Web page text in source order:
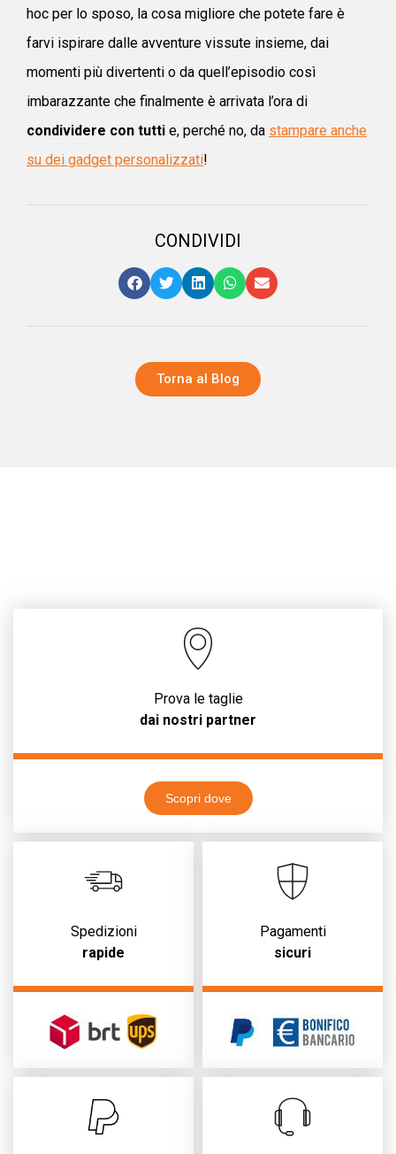
hoc per lo sposo, la cosa migliore che potete fare è
farvi ispirare dalle avventure vissute insieme, dai
momenti più divertenti o da quell’episodio così
imbarazzante che finalmente è arrivata l’ora di
condividere con tutti e, perché no, da stampare anche
su dei gadget personalizzati!
CONDIVIDI
Torna al Blog
Prova le taglie
dai nostri partner
Scopri dove
Spedizioni
rapide
Pagamenti
sicuri